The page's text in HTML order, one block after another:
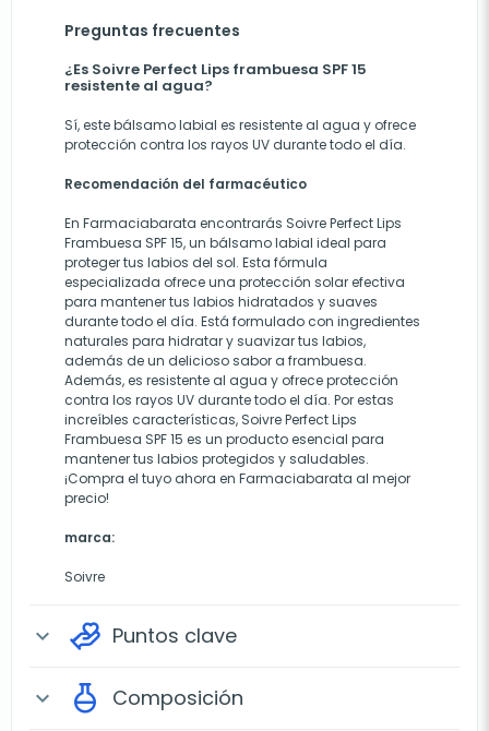
Preguntas frecuentes
¿Es Soivre Perfect Lips frambuesa SPF 15
resistente al agua?
Sí, este bálsamo labial es resistente al agua y ofrece
protección contra los rayos UV durante todo el día.
Recomendación del farmacéutico
En Farmaciabarata encontrarás Soivre Perfect Lips
Frambuesa SPF 15, un bálsamo labial ideal para
proteger tus labios del sol. Esta fórmula
especializada ofrece una protección solar efectiva
para mantener tus labios hidratados y suaves
durante todo el día. Está formulado con ingredientes
naturales para hidratar y suavizar tus labios,
además de un delicioso sabor a frambuesa.
Además, es resistente al agua y ofrece protección
contra los rayos UV durante todo el día. Por estas
increíbles características, Soivre Perfect Lips
Frambuesa SPF 15 es un producto esencial para
mantener tus labios protegidos y saludables.
¡Compra el tuyo ahora en Farmaciabarata al mejor
precio!
marca:
Soivre
expand_more Puntos clave
expand_more Composición